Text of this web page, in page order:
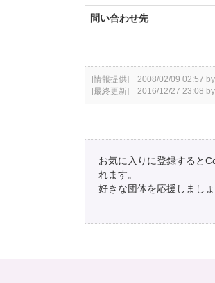
問い合わせ先
[情報提供] 2008/02/09 02:57 by
[最終更新] 2016/12/27 23:08 by
お気に入りに登録すると
れます。
好きな団体を応援しましょ